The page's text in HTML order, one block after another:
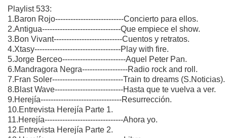
Playlist 533:
1.Baron Rojo---------------------------Concierto para ellos.
2.Antigua-------------------------------Que empiece el show.
3.Bon Vivant---------------------------Cuentos y retratos.
4.Xtasy----------------------------------Play with fire.
5.Jorge Berceo-------------------------Aquel Peter Pan.
6.Mandragora Negra------------------Radio rock and roll.
7.Fran Soler----------------------------Train to dreams (S.Noticias).
8.Blast Wave---------------------------Hasta que te vuelva a ver.
9.Herejía--------------------------------Resurrección.
10.Entrevista Herejía Parte 1.
11.Herejía-------------------------------Ahora yo.
12.Entrevista Herejía Parte 2.